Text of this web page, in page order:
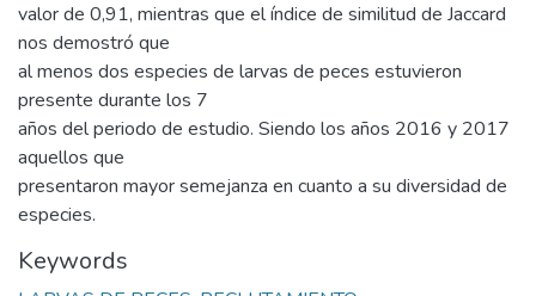
valor de 0,91, mientras que el índice de similitud de Jaccard
nos demostró que
al menos dos especies de larvas de peces estuvieron
presente durante los 7
años del periodo de estudio. Siendo los años 2016 y 2017
aquellos que
presentaron mayor semejanza en cuanto a su diversidad de
especies.
Keywords